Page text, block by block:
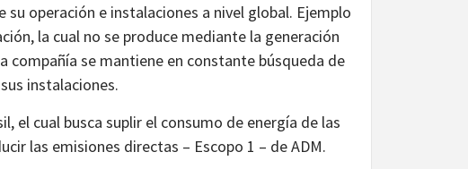
operación e instalaciones a nivel global. Ejemplo
la cual no se produce mediante la generación
se mantiene en constante búsqueda de
instalaciones.
el cual busca suplir el consumo de energía de las
las emisiones directas – Escopo 1 – de ADM.